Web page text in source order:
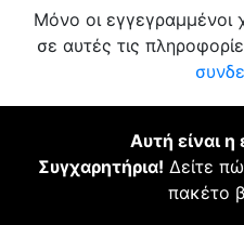
Μόνο οι
σε αυτές τις
Αυτή είναι η
Συγχαρητήρια! Δείτε
πακέτο